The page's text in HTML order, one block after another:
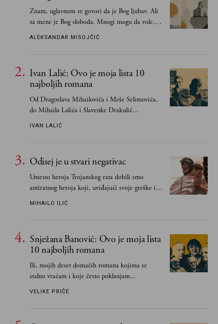
Znam, uglavnom se govori da je Bog ljubav. Ali
za mene je Bog sloboda. Mnogi mogu da vole, a
tek retki mogu da podnesu slobodu
ALEKSANDAR MISOJČIĆ
Ivan Lalić: Ovo je moja lista 10
najboljih romana
Od Dragoslava Mihailovića i Meše Selimovića,
do Mihaila Lalića i Slavenke Drakulić...
IVAN LALIĆ
Odisej je u stvari negativac
Umesto heroja Trojanskog rata dobili smo
antiratnog heroja koji, uviđajući svoje greške i
učeći na njima, shvata da postoje stvari koje su
MIHAILO ILIĆ
Snježana Banović: Ovo je moja lista
10 najboljih romana
Ili, mojih deset domaćih romana kojima se
stalno vraćam i koje često poklanjam...
VELIKE PRIČE